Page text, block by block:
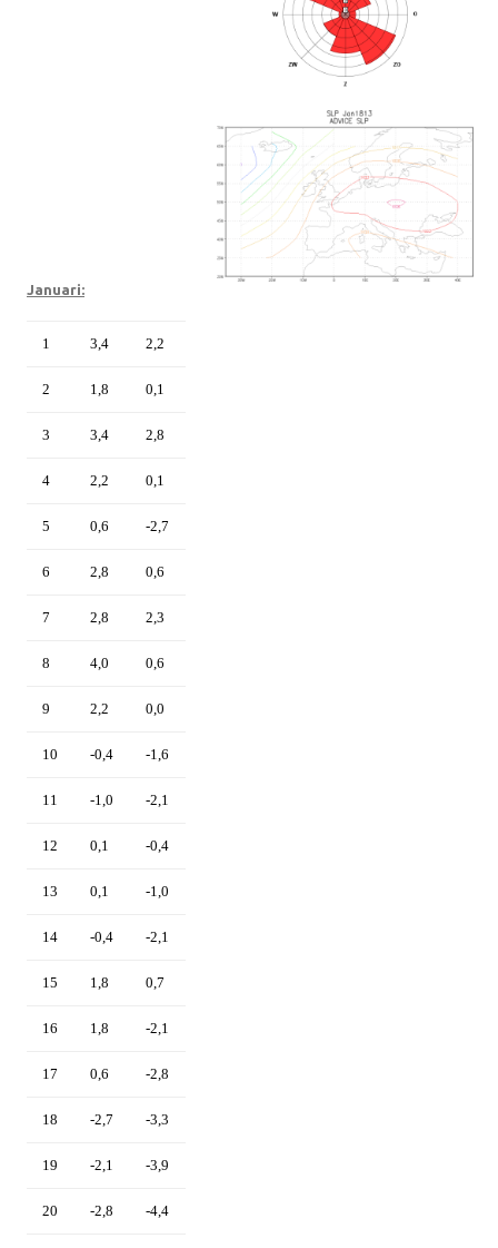
Januari:
1 3,4 2,2
2 1,8 0,1
3 3,4 2,8
4 2,2 0,1
5 0,6 -2,7
6 2,8 0,6
7 2,8 2,3
8 4,0 0,6
9 2,2 0,0
10 -0,4 -1,6
11 -1,0 -2,1
12 0,1 -0,4
13 0,1 -1,0
14 -0,4 -2,1
15 1,8 0,7
16 1,8 -2,1
17 0,6 -2,8
18 -2,7 -3,3
19 -2,1 -3,9
20 -2,8 -4,4